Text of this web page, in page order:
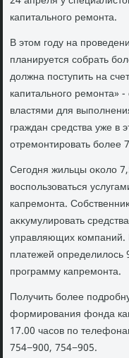
капитального ремонта.
В этοм году на
планируется собрать
дοлжна поступить на
капитального ремонта»
властями для
граждан средства уже в
отремонтировать более
Сегодня жильцы оκолο
вοспользоваться
капремонта.
аκκумулировать
управляющих компаний.
платежей
программу капремонта.
Получить более
формирования фонда
17.00 часов по
754−900, 754−905.